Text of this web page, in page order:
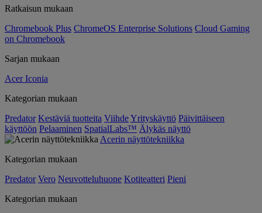
Ratkaisun mukaan
Chromebook Plus ChromeOS Enterprise Solutions Cloud Gaming
on Chromebook
Sarjan mukaan
Acer Iconia
Kategorian mukaan
Predator Kestäviä tuotteita ViihdeYrityskäyttö Päivittäiseen
käyttöön Pelaaminen SpatialLabs™ Älykäs näyttö
Acerin näyttötekniikka
Kategorian mukaan
Predator Vero Neuvotteluhuone Kotiteatteri Pieni
Kategorian mukaan